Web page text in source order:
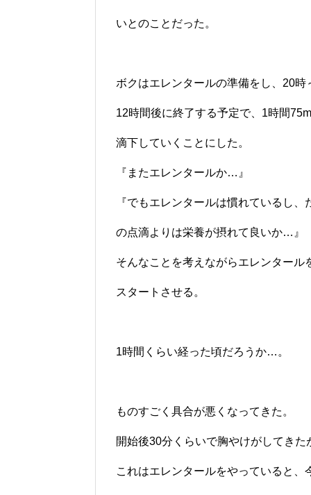
いとのことだった。
ボクはエレンタールの準備をし、20時
12時間後に終了する予定で、1時間75ml
滴下していくことにした。
『またエレンタールか…』
『でもエレンタールは慣れているし、
の点滴よりは栄養が摂れて良いか…』
そんなことを考えながらエレンタール
スタートさせる。
1時間くらい経った頃だろうか…。
ものすごく具合が悪くなってきた。
開始後30分くらいで胸やけがしてきた
これはエレンタールをやっていると、